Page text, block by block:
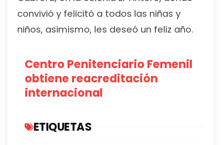
convivió y felicitó a todos las niñas y
niños, asimismo, les deseó un feliz año.
Centro Penitenciario Femenil
obtiene reacreditación
internacional
ETIQUETAS